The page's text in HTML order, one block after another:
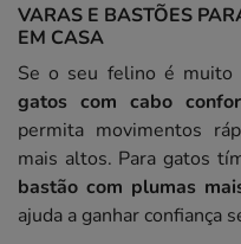
VARAS E BASTÕES
EM CASA
Se o seu felino é muito
gatos com cabo
permita movimentos
mais altos. Para gatos
bastão com plumas
ajuda a ganhar confiança